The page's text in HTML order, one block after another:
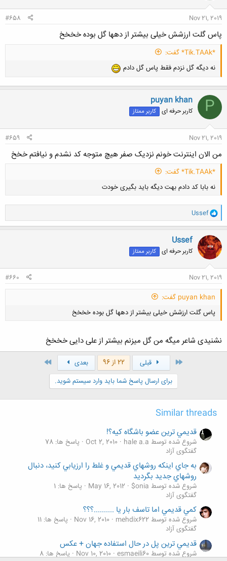
Nov 21, 2019
#658
پاس گلت ارزشش خیلی بیشتر از دهها گل بوده خخخخ
*Tik.TAAk* گفت:
نه دیگه گل نزدم فقط پاس گل دادم
P
puyan khan
کاربر حرفه ای کاربر ممتاز
Nov 21, 2019
#659
من الان اینترنت خونم نزدیک صفر هیچ متوجه کد نشدم و نیافتم خخخ
*Tik.TAAk* گفت:
نه بابا کد دادم بهت دیگه باید بگیری خودت
کلیک کنید تا باز شود...
و
ا
ک
ن
ش
ه
ا
Ussef
Ussef
کاربر حرفه ای کاربر ممتاز
Nov 21, 2019
#660
puyan khan گفت:
پاس گلت ارزشش خیلی بیشتر از دهها گل بوده خخخخ
کلیک کنید تا باز شود...
نشنیدی شاعر میگه من گل میزنم بیشتر از علی دایی خخخخ
اول قبلی 22 از 96 بعدی
برای ارسال پاسخ شما باید وارد سیستم شوید.
Similar threads
قديمي ترين عضو باشگاه كيه؟!
شروع شده توسط hale a.a Oct 2, 2010
پاسخ ها: 78
گفتگوی آزاد
به جاي اينكه روشهاي قديمي و غلط را ارزيابي كنيد، دنبال
روشهاي جديد بگرديد
شروع شده توسط onia$ May 16, 2012
پاسخ ها: 1
گفتگوی آزاد
كمي قديمي اما تاسف بار يا ..........؟؟؟
شروع شده توسط mehdix622 Nov 16, 2010
پاسخ ها: 11
گفتگوی آزاد
قديمي ترين پل در حال استفاده جهان + عكس
شروع شده توسط esmaeili60 Nov 10, 2010
پاسخ ها: 8